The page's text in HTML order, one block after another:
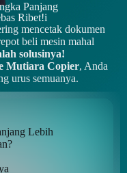
Panjang
Ribet!i
mencetak dokumen
beli mesin mahal
solusinya!
Mutiara Copier, Anda
urus semuanya.
Lebih